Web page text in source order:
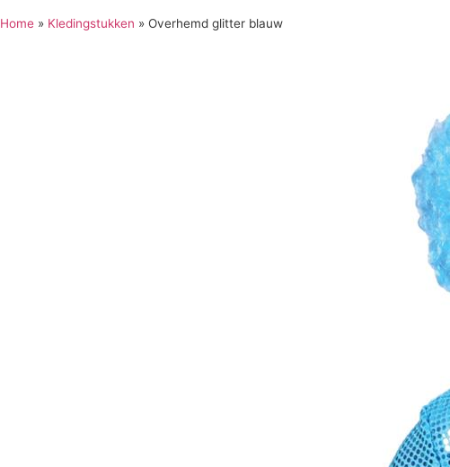
Home » Kledingstukken » Overhemd glitter blauw